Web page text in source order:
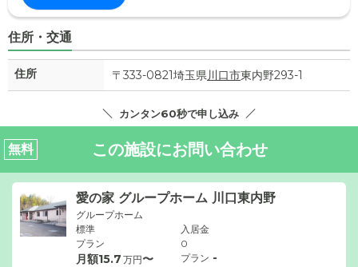
住所・交通
住所 〒333-0821埼玉県川口市東内野293-1
カンタン60秒で申し込み
無料 この施設にお問い合わせ
愛の家 グループホーム 川口東内野
グループホーム
標準
プラン
月額15.7 万円〜
入居金
0
プラン -